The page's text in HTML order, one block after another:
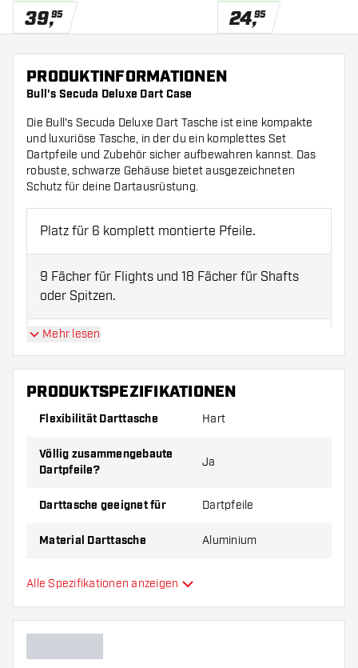
39,95 24,95
PRODUKTINFORMATIONEN
Bull's Secuda Deluxe Dart Case
Die Bull's Secuda Deluxe Dart Tasche ist eine kompakte
und luxuriöse Tasche, in der du ein komplettes Set
Dartpfeile und Zubehör sicher aufbewahren kannst. Das
robuste, schwarze Gehäuse bietet ausgezeichneten
Schutz für deine Dartausrüstung.
Platz für 6 komplett montierte Pfeile.
9 Fächer für Flights und 18 Fächer für Shafts
oder Spitzen.
Große Tasche für zusätzliche Artikel wie
Schlankes Design mit silbernem Logo für ein
professionelles Erscheinungsbild.
Maße der Tasche: L: 19 cm B: 14 cm H: 6 cm
Mehr lesen
PRODUKTSPEZIFIKATIONEN
Flexibilität Darttasche Hart
Völlig zusammengebaute
Dartpfeile?
Ja
Darttasche geeignet für Dartpfeile
Material Darttasche Aluminium
Kapazität Darttasche
Hauptfarbe
Alle Spezifikationen anzeigen